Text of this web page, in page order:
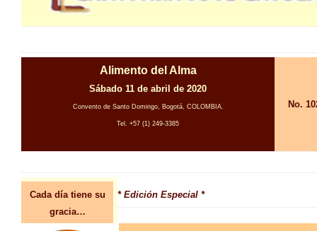
Alimento del Alma
Sábado 11 de abril de 2020
Convento de Santo Domingo, Bogotá, COLOMBIA.
Tel. +57 (1) 249-3385
No.
Cada día tiene su
gracia…
* Edición Especial *